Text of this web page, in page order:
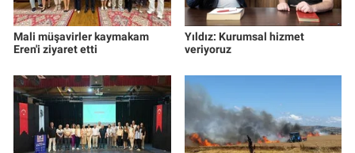
Mali müşavirler kaymakam
Eren'i ziyaret etti
Yıldız: Kurumsal hizmet
veriyoruz